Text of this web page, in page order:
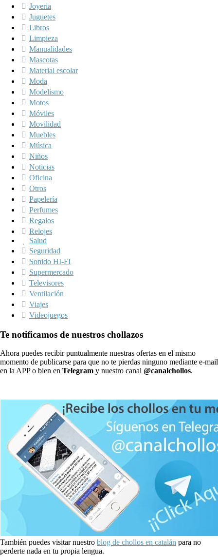
Joyeria
Juguetes
Libros
Limpieza
Manualidades
Mascotas
Material escolar
Moda
Modelismo
Motos
Móviles
Movilidad
Muebles
Música
Niños
Noticias
Oficina
Otros
Papelería
Perfumes
Regalos
Relojes
Salud
Seguridad
Sonido HI-FI
Supermercado
Televisores
Ventilación
Viajes
Videojuegos
Te notificamos de nuestros chollazos
Ahora puedes recibir puntualmente nuestras ofertas en el mismo
momento de publicarse para que no te pierdas ninguno mediante e-mail
en la APP o bien en Telegram y nuestro canal @canalchollos.
También puedes visitar nuestro blog de chollos en catalán para no
perderte nada en tu propia lengua.